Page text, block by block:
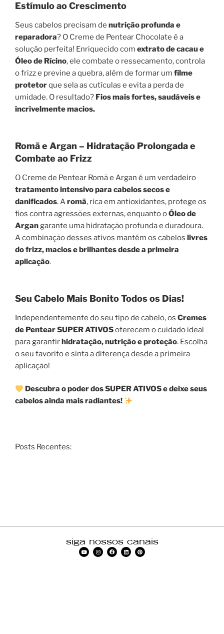
Estímulo ao Crescimento
Seus cabelos precisam de nutrição profunda e
reparadora? O Creme de Pentear Chocolate é a
solução perfeita! Enriquecido com extrato de cacau e
Óleo de Rícino, ele combate o ressecamento, controla
o frizz e previne a quebra, além de formar um filme
protetorque sela as cutículas e evita a perda de
umidade. O resultado? Fios mais fortes, saudáveis e
incrivelmente macios.
Romã e Argan – Hidratação Prolongada e
Combate ao Frizz
O Creme de Pentear Romã e Argan é um verdadeiro
tratamento intensivo para cabelos secos e
danificados. Aromã, rica em antioxidantes, protege os
fios contra agressões externas, enquanto oÓleo de
Argangarante uma hidratação profunda e duradoura.
A combinação desses ativos mantém os cabelos livres
do frizz, macios e brilhantes desde a primeira
aplicação.
Seu Cabelo Mais Bonito Todos os Dias!
Independentemente do seu tipo de cabelo, os Cremes
de Pentear SUPER ATIVOSoferecem o cuidado ideal
para garantirhidratação, nutrição e proteção. Escolha
o seu favorito e sinta a diferença desde a primeira
aplicação!
Descubra o poder dos SUPER ATIVOS e deixe seus
cabelos ainda mais radiantes!
Posts Recentes:
siga nossos canais